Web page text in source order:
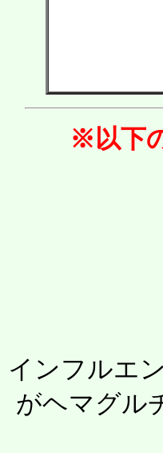
※以下
インフルエ
がヘマグル